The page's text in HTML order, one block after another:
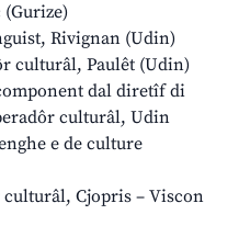
Rivignan (Udin)
culturâl, Paulêt (Udin)
dal diretîf di
culturâl, Udin
e de culture
Cjopris – Viscon